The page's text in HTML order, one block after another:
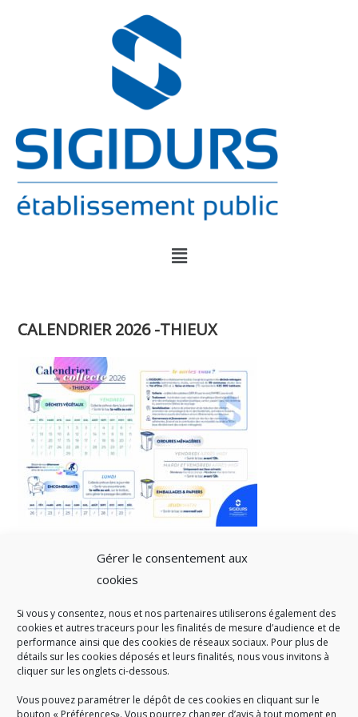
Gérer le consentement aux
cookies
Si vous y consentez, nous et nos partenaires utiliserons également des
cookies et autres traceurs pour les finalités de mesure d’audience et de
performance ainsi que des cookies de réseaux sociaux. Pour plus de
détails sur les cookies déposés et leurs finalités, nous vous invitons à
cliquer sur les onglets ci-dessous.
Vous pouvez paramétrer le dépôt de ces cookies en cliquant sur le
bouton « Préférences». Vous pourrez changer d’avis à tout moment en
CALENDRIER 2026 -THIEUX
A SAVOIR
Créé en 1978, le Sigidurs est un établissement public quiexerce
des missions de service public : la prévention, la collecte et la
valorisation des déchets ménagers et assimilés produits par son
territoire.